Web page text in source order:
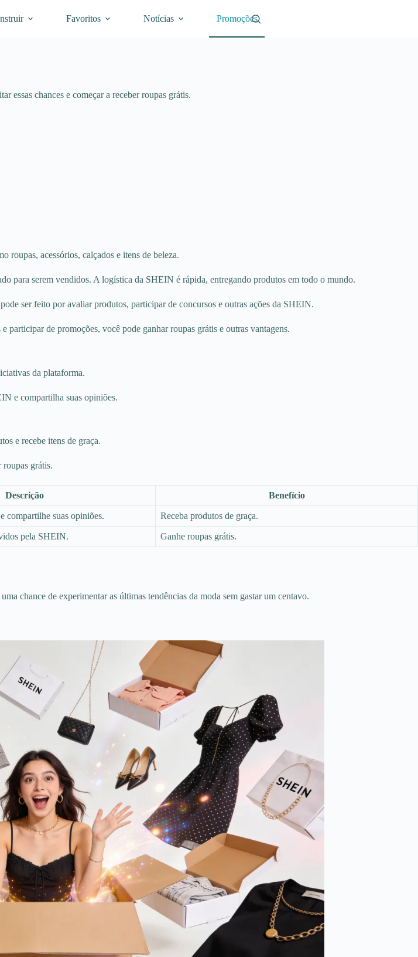
Favoritos Notícias Promoções
essas chances e começar a receber roupas grátis.
acessórios, calçados e itens de beleza.
para serem vendidos. A logística da SHEIN é rápida, entregando produtos em todo o mundo.
ser feito por avaliar produtos, participar de concursos e outras ações da SHEIN.
de promoções, você pode ganhar roupas grátis e outras vantagens.
da plataforma.
e compartilha suas opiniões.
e recebe itens de graça.
grátis.
Descrição Benefício
compartilhe suas opiniões. Receba produtos de graça.
pela SHEIN.
Ganhe roupas grátis.
chance de experimentar as últimas tendências da moda sem gastar um centavo.